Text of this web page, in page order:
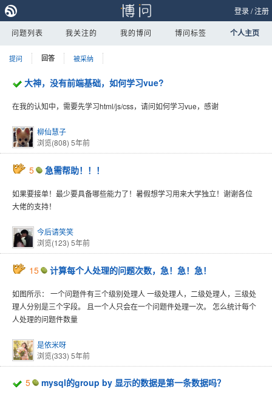
登录/注册
问题列表 我关注的 我的博问 博问标签 个人主页
提问 回答 被采纳
大神，没有前端基础，如何学习vue?
在我的认知中，需要先学习html/js/css，请问如何学习vue，感谢
柳仙慧子
浏览(808) 5年前
5 急需帮助！！！
如果要接单！最少要具备哪些能力了！暑假想学习用来大学独立！谢谢各位
大佬的支持！
今后请笑笑
浏览(123) 5年前
15 计算每个人处理的问题次数，急！急！急！
如图所示： 一个问题件有三个级别处理人 一级处理人，二级处理人，三级处
理人分别是三个字段。 且一个人只会在一个问题件处理一次。 怎么统计每个
人处理的问题件数量
是依米呀
浏览(333) 5年前
5 mysql的group by 显示的数据是第一条数据吗？